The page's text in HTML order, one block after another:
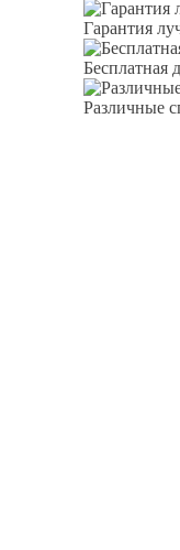
Гарантия
Бесплатная
Различные